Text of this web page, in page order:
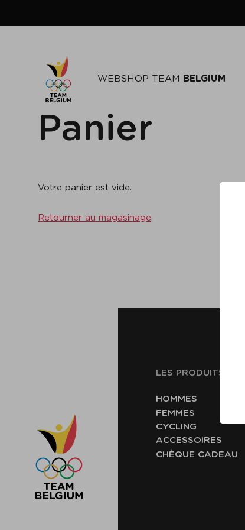
WEBSHOP TEAM BELGIUM
Panier
Votre panier est vide.
Retourner au magasinage.
LES PRODUITS
HOMMES
FEMMES
CYCLING
ACCESSOIRES
CHÈQUE CADEAU